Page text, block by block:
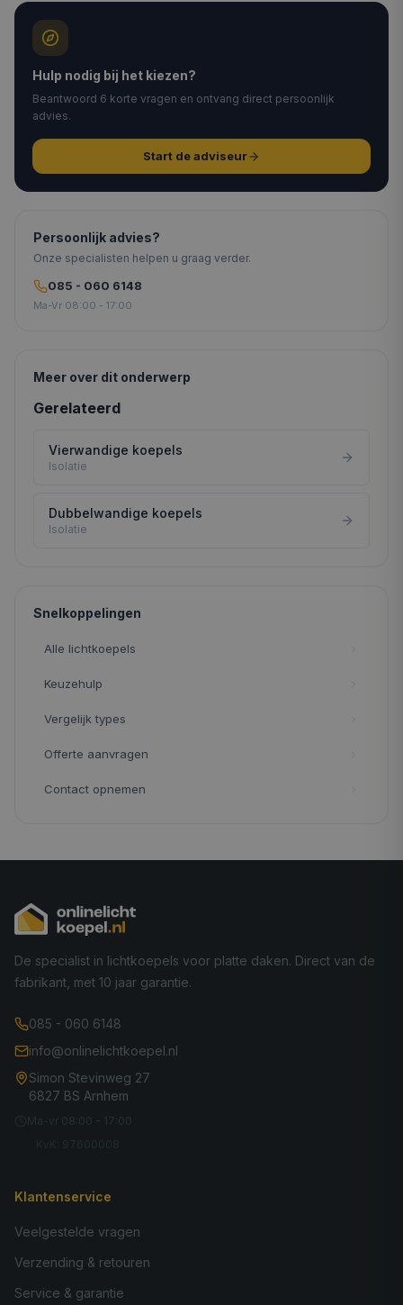
Hulp nodig bij het kiezen?
Beantwoord 6 korte vragen en ontvang direct persoonlijk
advies.
Start de adviseur
Persoonlijk advies?
Onze specialisten helpen u graag verder.
085 - 060 6148
Ma-Vr 08:00 - 17:00
Meer over dit onderwerp
Gerelateerd
Vierwandige koepels
Isolatie
Dubbelwandige koepels
Isolatie
Snelkoppelingen
Alle lichtkoepels
Keuzehulp
Vergelijk types
Offerte aanvragen
Contact opnemen
De specialist in lichtkoepels voor platte daken. Direct van de
fabrikant, met 10 jaar garantie.
085 - 060 6148
info@onlinelichtkoepel.nl
Simon Stevinweg 27
6827 BS Arnhem
Ma-vr 08:00 - 17:00
Klantenservice
Veelgestelde vragen
Verzending & retouren
Service & garantie